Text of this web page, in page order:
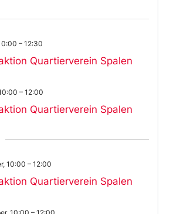
Quartierverein Spalen
– 12:30
Quartierverein Spalen
– 12:00
Quartierverein Spalen
10:00 – 12:00